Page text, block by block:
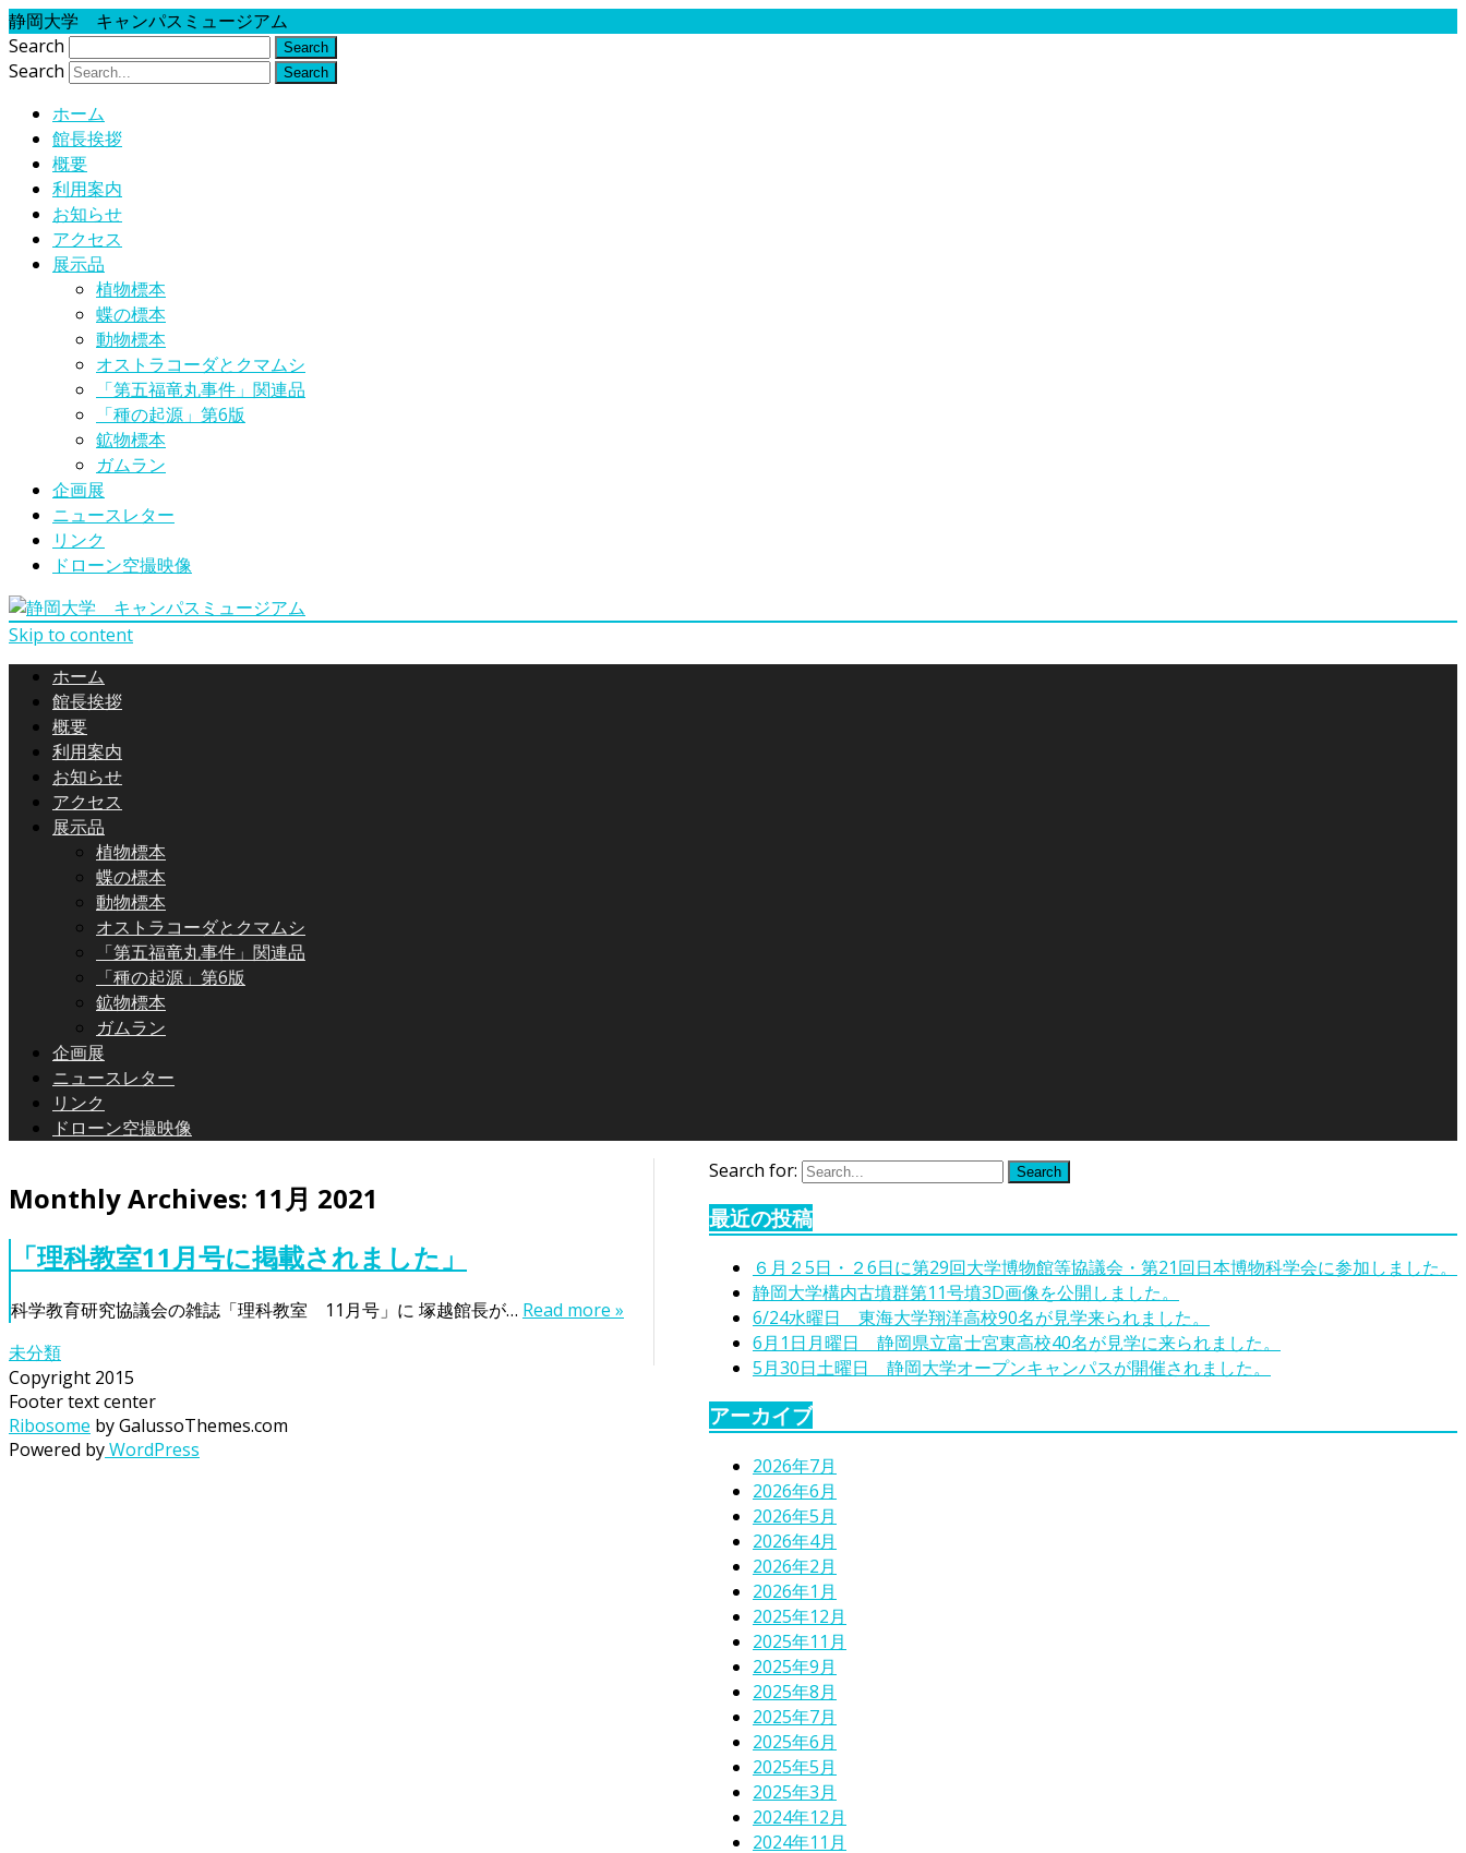
静岡大学 キャンパスミュージアム
Search
Search
ホーム
館長挨拶
概要
利用案内
お知らせ
アクセス
展示品
植物標本
蝶の標本
動物標本
オストラコーダとクマムシ
「第五福竜丸事件」関連品
「種の起源」第6版
鉱物標本
ガムラン
企画展
ニュースレター
リンク
ドローン空撮映像
Skip to content
ホーム
館長挨拶
概要
利用案内
お知らせ
アクセス
展示品
植物標本
蝶の標本
動物標本
オストラコーダとクマムシ
「第五福竜丸事件」関連品
「種の起源」第6版
鉱物標本
ガムラン
企画展
ニュースレター
リンク
ドローン空撮映像
Monthly Archives: 11月 2021
「理科教室11月号に掲載されました」
科学教育研究協議会の雑誌「理科教室 11月号」に 塚越館長が… Read more »
未分類
Search for: Search
最近の投稿
６月２5日・２6日に第29回大学博物館等協議会・第21回日本博物科学会に参加しました。
静岡大学構内古墳群第11号墳3D画像を公開しました。
6/24水曜日 東海大学翔洋高校90名が見学来られました。
6月1日月曜日 静岡県立富士宮東高校40名が見学に来られました。
5月30日土曜日 静岡大学オープンキャンパスが開催されました。
アーカイブ
2026年7月
2026年6月
2026年5月
2026年4月
2026年2月
2026年1月
2025年12月
2025年11月
2025年9月
2025年8月
2025年7月
2025年6月
2025年5月
2025年3月
2024年12月
2024年11月
Copyright 2015
Footer text center
Ribosome by GalussoThemes.com
Powered byWordPress